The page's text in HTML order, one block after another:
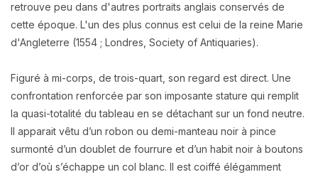
retrouve peu dans d'autres portraits anglais conservés de
cette époque. L'un des plus connus est celui de la reine Marie
d'Angleterre (1554 ; Londres, Society of Antiquaries).
Figuré à mi-corps, de trois-quart, son regard est direct. Une
confrontation renforcée par son imposante stature qui remplit
la quasi-totalité du tableau en se détachant sur un fond neutre.
Il apparait vêtu d’un robon ou demi-manteau noir à pince
surmonté d’un doublet de fourrure et d’un habit noir à boutons
d’or d’où s’échappe un col blanc. Il est coiffé élégamment